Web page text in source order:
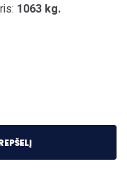
1063 kg.